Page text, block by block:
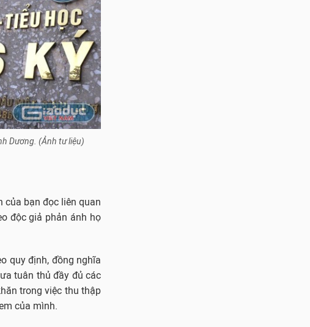
Dương. (Ảnh tư liệu)
của bạn đọc liên quan
độc giả phản ánh họ
quy định, đồng nghĩa
tuân thủ đầy đủ các
trong việc thu thập
của mình.